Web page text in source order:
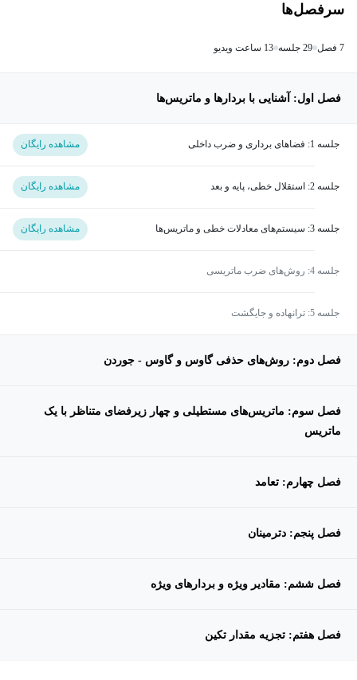
سرفصل‌ها
7 فصل 29 جلسه 13 ساعت ویدیو
فصل اول: آشنایی با بردارها و ماتریس‌ها
جلسه 1: فضاهای برداری و ضرب داخلی مشاهده رایگان
جلسه 2: استقلال خطی، پایه و بعد مشاهده رایگان
جلسه 3: سیستم‌های معادلات خطی و ماتریس‌ها مشاهده رایگان
جلسه 4: روش‌های ضرب ماتریسی
جلسه 5: ترانهاده و جایگشت
فصل دوم: روش‌های حذفی گاوس و گاوس - جوردن
فصل سوم: ماتریس‌های مستطیلی و چهار زیرفضای متناظر با یک
ماتریس
فصل چهارم: تعامد
فصل پنجم: دترمینان
فصل ششم: مقادیر ویژه و بردارهای ویژه
فصل هفتم: تجزیه مقدار تکین